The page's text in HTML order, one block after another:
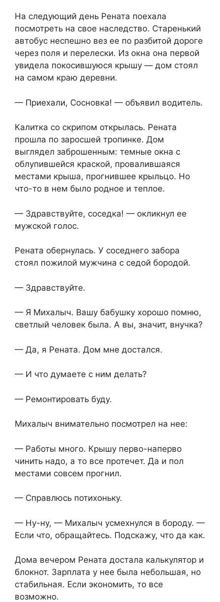
На следующий день Рената поехала
посмотреть на свое наследство. Старенький
автобус неспешно вез ее по разбитой дороге
через поля и перелески. Из окна она первой
увидела покосившуюся крышу — дом стоял
на самом краю деревни.
— Приехали, Сосновка! — объявил водитель.
Калитка со скрипом открылась. Рената
прошла по заросшей тропинке. Дом
выглядел заброшенным: темные окна с
облупившейся краской, провалившаяся
местами крыша, прогнившее крыльцо. Но
что-то в нем было родное и теплое.
— Здравствуйте, соседка! — окликнул ее
мужской голос.
Рената обернулась. У соседнего забора
стоял пожилой мужчина с седой бородой.
— Здравствуйте.
— Я Михалыч. Вашу бабушку хорошо помню,
светлый человек была. А вы, значит, внучка?
— Да, я Рената. Дом мне достался.
— И что думаете с ним делать?
— Ремонтировать буду.
Михалыч внимательно посмотрел на нее:
— Работы много. Крышу перво-наперво
чинить надо, а то все протечет. Да и пол
местами совсем прогнил.
— Справлюсь потихоньку.
— Ну-ну, — Михалыч усмехнулся в бороду. —
Если что, обращайтесь. Подскажу, что да как.
Дома вечером Рената достала калькулятор и
блокнот. Зарплата у нее была небольшая, но
стабильная. Если экономить, то все
возможно.